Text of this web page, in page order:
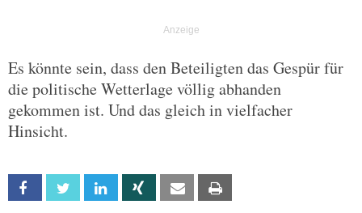
Es könnte sein, dass den Beteiligten das Gespür für
die politische Wetterlage völlig abhanden
gekommen ist. Und das gleich in vielfacher
Hinsicht.
Facebook Twitter Linkedin Xing Email